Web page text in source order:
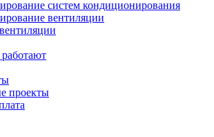
систем кондиционирования
вентиляции
проекты